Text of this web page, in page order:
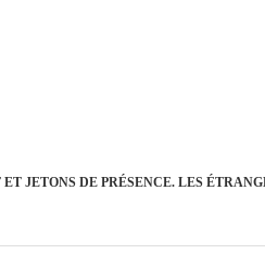
JETONS DE PRÉSENCE. LES